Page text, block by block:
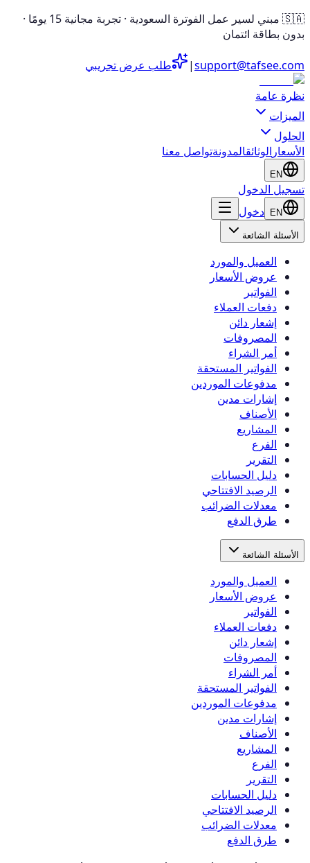
🇸🇦 مبني لسير عمل الفوترة السعودية · تجربة مجانية 15 يومًا ·
بدون بطاقة ائتمان
support@tafsee.com
|
طلب عرض تجريبي
نظرة عامة
الميزات
الحلول
الأسعار الوثائقالمدونةتواصل معنا
EN
تسجيل الدخول
EN دخول
الأسئلة الشائعة
العميل والمورد
عروض الأسعار
الفواتير
دفعات العملاء
إشعار دائن
المصروفات
أمر الشراء
الفواتير المستحقة
مدفوعات الموردين
إشارات مدين
الأصناف
المشاريع
الفرع
التقرير
دليل الحسابات
الرصيد الافتتاحي
معدلات الضرائب
طرق الدفع
الأسئلة الشائعة
العميل والمورد
عروض الأسعار
الفواتير
دفعات العملاء
إشعار دائن
المصروفات
أمر الشراء
الفواتير المستحقة
مدفوعات الموردين
إشارات مدين
الأصناف
المشاريع
الفرع
التقرير
دليل الحسابات
الرصيد الافتتاحي
معدلات الضرائب
طرق الدفع